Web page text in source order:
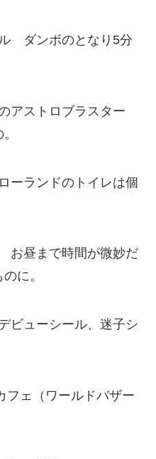
ダンボのとなり5分
アストロブラスター
ーランドのトイレは個
お昼まで時間が微妙だ
に。
ビューシール、迷子シ
フェ （ワールドバザー